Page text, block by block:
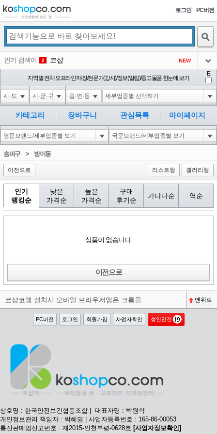
로그인 PC버전
인기 검색어 2 코샵 NEW
3 익스
아이콘
4 1'||DBMS_PIPE.RECEIVE_MESSAGE(CHR(98)||CHR(98)||CHR(98),15)||'
아이콘
5 1-1 waitfor delay '0:0:15' --
아이콘
1
6 1-1); waitfor delay '0:0:15' --
아이콘
1
1
지역별 전체 오프라인 매장/전문가(강사)/정보(알림)/중고물품 한눈에 보기
E
카테고리 장바구니 관심목록 마이페이지
송파구> 방이동
이전으로 리스트형 갤러리형
인기
랭킹순
낮은
가격순
높은
가격순
구매
후기순
가나다순 역순
상품이 없습니다.
이전으로
맨위로
PC버전 로그인 회원가입 사업자확인 성인안전
상호명 : 한국안전보건협동조합 | 대표자명 : 박원학
개인정보관리 책임자 : 박혜영 | 사업자등록번호 : 165-86-00053
통신판매업신고번호 : 제2015-인천부평-0628호 [사업자정보확인]